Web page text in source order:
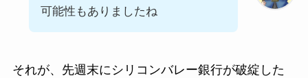
可能性もありましたね
それが、先週末にシリコンバレー銀行が破綻した